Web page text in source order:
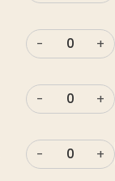
- +
- +
- +